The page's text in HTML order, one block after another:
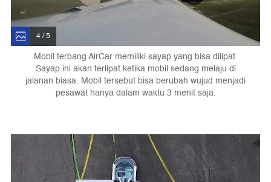
4 / 5
Mobil terbang AirCar memiliki sayap yang bisa dilipat.
Sayap ini akan terlipat ketika mobil sedang melaju di
jalanan biasa. Mobil tersebut bisa berubah wujud menjadi
pesawat hanya dalam waktu 3 menit saja.